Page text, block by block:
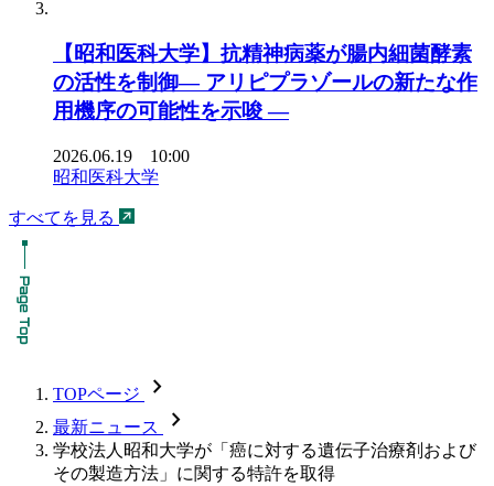
【昭和医科大学】抗精神病薬が腸内細菌酵素
の活性を制御― アリピプラゾールの新たな作
用機序の可能性を示唆 ―
2026.06.19 10:00
昭和医科大学
すべてを見る
TOPページ chevron_forward
最新ニュース chevron_forward
学校法人昭和大学が「癌に対する遺伝子治療剤および
その製造方法」に関する特許を取得